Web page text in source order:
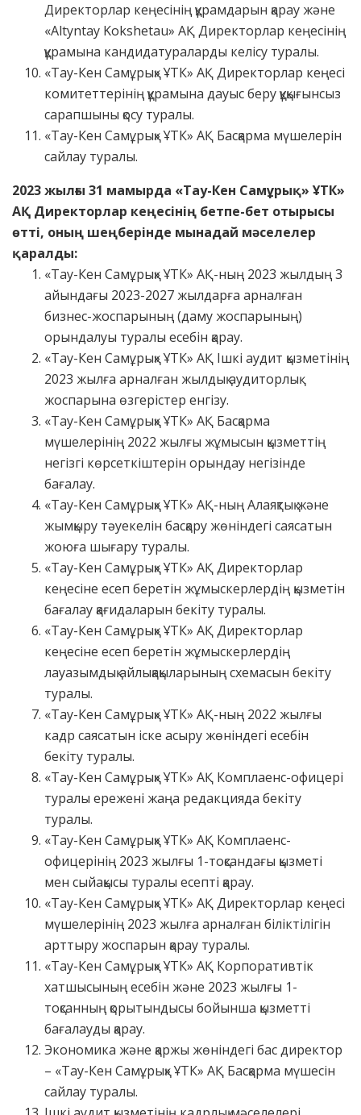
Директорлар кеңесінің құрамдарын қарау және
«Altyntay Kokshetau» АҚ Директорлар кеңесінің
құрамына кандидатураларды келісу туралы.
«Тау-Кен Самұрық» ҰТК» АҚ Директорлар кеңесі
комитеттерінің құрамына дауыс беру құқығынсыз
сарапшыны қосу туралы.
«Тау-Кен Самұрық» ҰТК» АҚ Басқарма мүшелерін
сайлау туралы.
2023 жылғы 31 мамырда «Тау-Кен Самұрық» ҰТК»
АҚ Директорлар кеңесінің бетпе-бет отырысы
өтті, оның шеңберінде мынадай мәселелер
қаралды:
«Тау-Кен Самұрық» ҰТК» АҚ-ның 2023 жылдың 3
айындағы 2023-2027 жылдарға арналған
бизнес-жоспарының (даму жоспарының)
орындалуы туралы есебін қарау.
«Тау-Кен Самұрық» ҰТК» АҚ Ішкі аудит қызметінің
2023 жылға арналған жылдық аудиторлық
жоспарына өзгерістер енгізу.
«Тау-Кен Самұрық» ҰТК» АҚ Басқарма
мүшелерінің 2022 жылғы жұмысын қызметтің
негізгі көрсеткіштерін орындау негізінде
бағалау.
«Тау-Кен Самұрық» ҰТК» АҚ-ның Алаяқтық және
жымқыру тәуекелін басқару жөніндегі саясатын
жоюға шығару туралы.
«Тау-Кен Самұрық» ҰТК» АҚ Директорлар
кеңесіне есеп беретін жұмыскерлердің қызметін
бағалау қағидаларын бекіту туралы.
«Тау-Кен Самұрық» ҰТК» АҚ Директорлар
кеңесіне есеп беретін жұмыскерлердің
лауазымдық айлықақыларының схемасын бекіту
туралы.
«Тау-Кен Самұрық» ҰТК» АҚ-ның 2022 жылғы
кадр саясатын іске асыру жөніндегі есебін
бекіту туралы.
«Тау-Кен Самұрық» ҰТК» АҚ Комплаенс-офицері
туралы ережені жаңа редакцияда бекіту
туралы.
«Тау-Кен Самұрық» ҰТК» АҚ Комплаенс-
офицерінің 2023 жылғы 1-тоқсандағы қызметі
мен сыйақысы туралы есепті қарау.
«Тау-Кен Самұрық» ҰТК» АҚ Директорлар кеңесі
мүшелерінің 2023 жылға арналған біліктілігін
арттыру жоспарын қарау туралы.
«Тау-Кен Самұрық» ҰТК» АҚ Корпоративтік
хатшысының есебін және 2023 жылғы 1-
тоқсанның қорытындысы бойынша қызметті
бағалауды қарау.
Экономика және қаржы жөніндегі бас директор
– «Тау-Кен Самұрық» ҰТК» АҚ Басқарма мүшесін
сайлау туралы.